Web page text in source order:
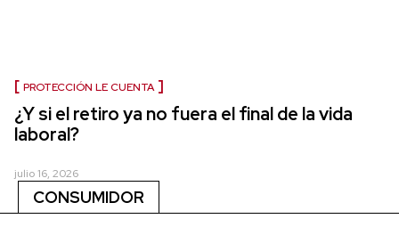
PROTECCIÓN LE CUENTA
¿Y si el retiro ya no fuera el final de la vida
laboral?
julio 16, 2026
CONSUMIDOR